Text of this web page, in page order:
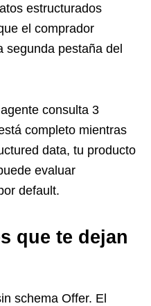
estructurados
el comprador
segunda pestaña del
consulta 3
completo mientras
data, tu producto
evaluar
default.
que te dejan
schema Offer. El